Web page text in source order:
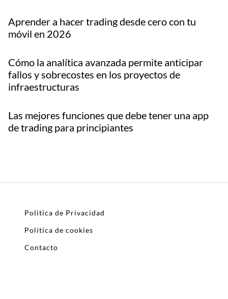
Aprender a hacer trading desde cero con tu
móvil en 2026
Cómo la analítica avanzada permite anticipar
fallos y sobrecostes en los proyectos de
infraestructuras
Las mejores funciones que debe tener una app
de trading para principiantes
Politica de Privacidad
Política de cookies
Contacto